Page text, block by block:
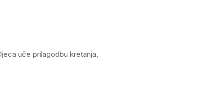
uče prilagodbu kretanja,